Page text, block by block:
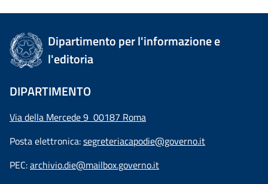
Dipartimento per l'informazione e
l'editoria
DIPARTIMENTO
Via della Mercede 9 00187 Roma
Posta elettronica:segreteriacapodie@governo.it
PEC:archivio.die@mailbox.governo.it